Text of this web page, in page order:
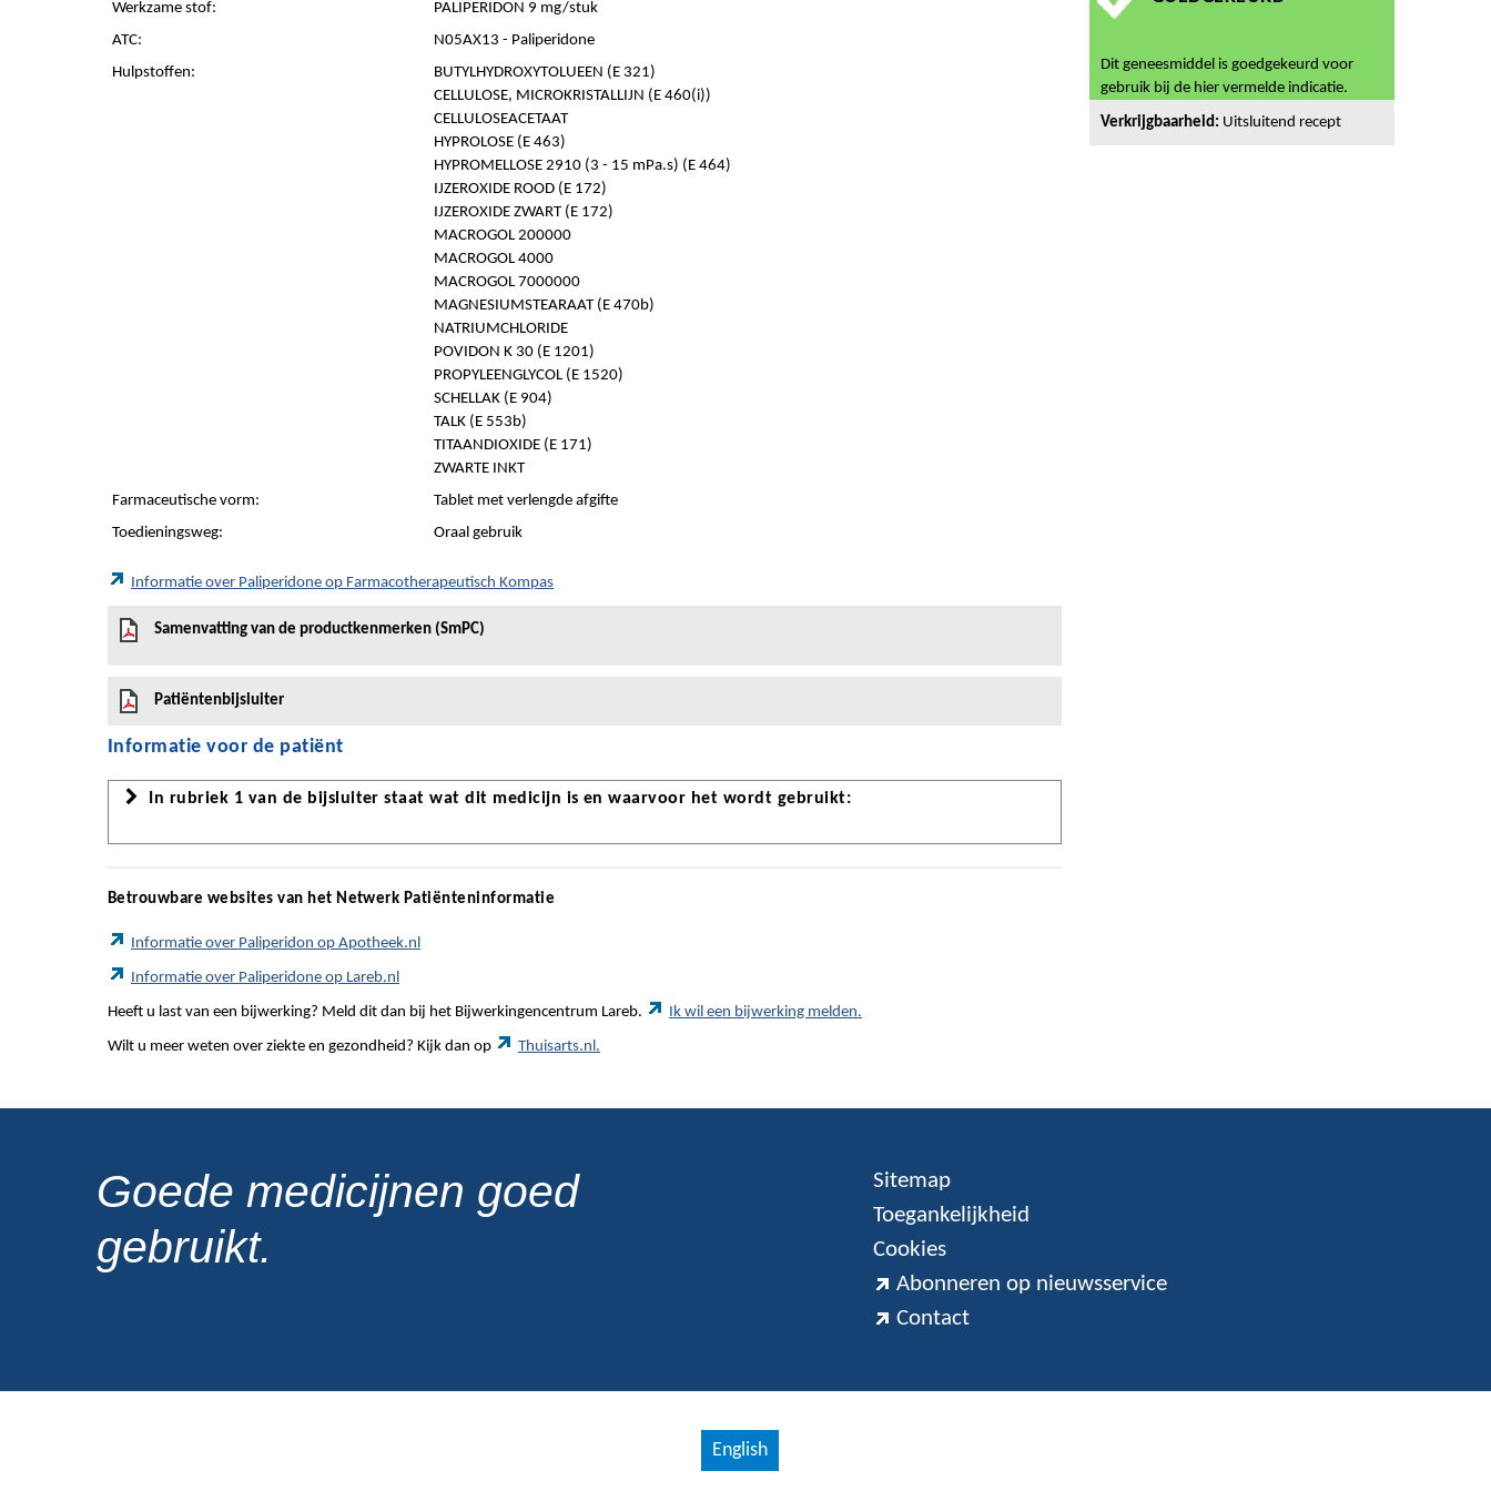
Werkzame stof:
PALIPERIDON 9 mg/stuk
ATC:
N05AX13 - Paliperidone
Hulpstoffen:
BUTYLHYDROXYTOLUEEN (E 321)
CELLULOSE, MICROKRISTALLIJN (E 460(i))
CELLULOSEACETAAT
HYPROLOSE (E 463)
HYPROMELLOSE 2910 (3 - 15 mPa.s) (E 464)
IJZEROXIDE ROOD (E 172)
IJZEROXIDE ZWART (E 172)
MACROGOL 200000
MACROGOL 4000
MACROGOL 7000000
MAGNESIUMSTEARAAT (E 470b)
NATRIUMCHLORIDE
POVIDON K 30 (E 1201)
PROPYLEENGLYCOL (E 1520)
SCHELLAK (E 904)
TALK (E 553b)
TITAANDIOXIDE (E 171)
ZWARTE INKT
Farmaceutische vorm:
Tablet met verlengde afgifte
Toedieningsweg:
Oraal gebruik
Informatie over Paliperidone op Farmacotherapeutisch Kompas
Samenvatting van de productkenmerken (SmPC)
Patiëntenbijsluiter
Informatie voor de patiënt
In rubriek 1 van de bijsluiter staat wat dit medicijn is en waarvoor het wordt gebruikt:
Betrouwbare websites van het Netwerk Patiënteninformatie
Informatie over Paliperidon op Apotheek.nl
Informatie over Paliperidone op Lareb.nl
Heeft u last van een bijwerking? Meld dit dan bij het Bijwerkingencentrum Lareb. Ik wil een bijwerking melden.
Wilt u meer weten over ziekte en gezondheid? Kijk dan op Thuisarts.nl.
Dit geneesmiddel is goedgekeurd voor
gebruik bij de hier vermelde indicatie.
Verkrijgbaarheid: Uitsluitend recept
Goede medicijnen goed
gebruikt.
Sitemap
Toegankelijkheid
Cookies
Abonneren op nieuwsservice
Contact
English